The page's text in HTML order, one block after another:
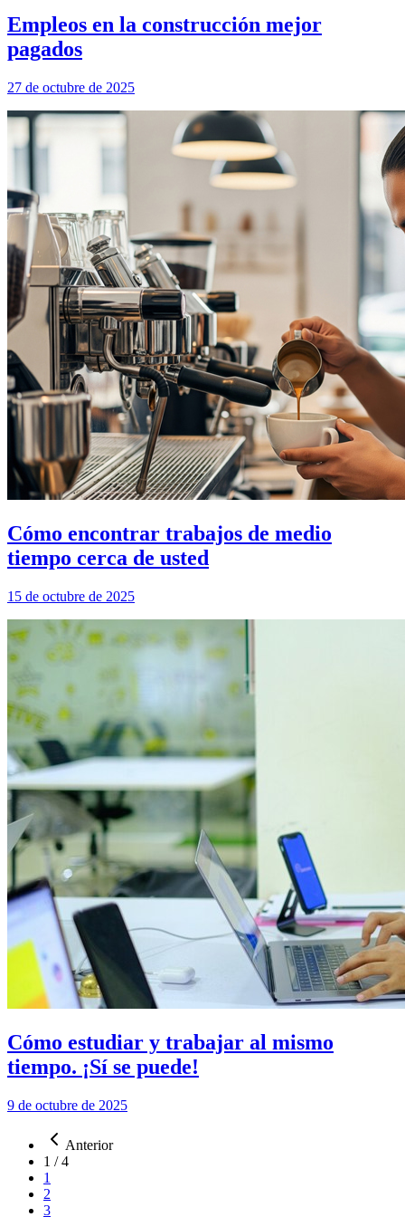
Empleos en la construcción mejor
pagados
27 de octubre de 2025
Cómo encontrar trabajos de medio
tiempo cerca de usted
15 de octubre de 2025
Cómo estudiar y trabajar al mismo
tiempo. ¡Sí se puede!
9 de octubre de 2025
Anterior
1 /4
1
2
3